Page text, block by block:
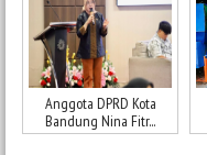
Anggota DPRD Kota
Bandung Nina Fitr...